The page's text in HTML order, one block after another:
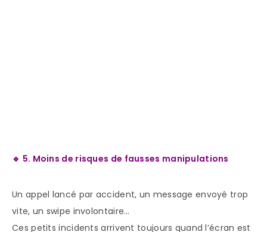
🔹 5. Moins de risques de fausses manipulations
Un appel lancé par accident, un message envoyé trop
vite, un swipe involontaire…
Ces petits incidents arrivent toujours quand l’écran est